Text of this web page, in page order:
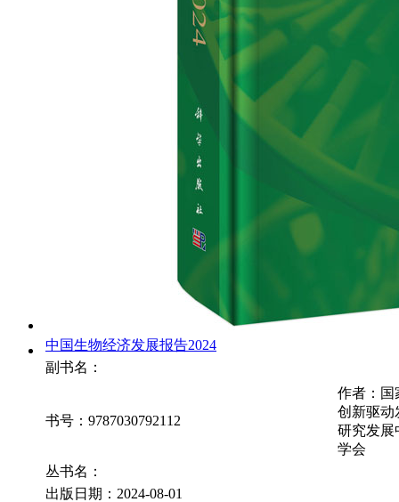
中国生物经济发展报告2024
副书名：
书号：9787030792112
作者：国
创新驱动
研究发展
学会
丛书名：
出版日期：2024-08-01